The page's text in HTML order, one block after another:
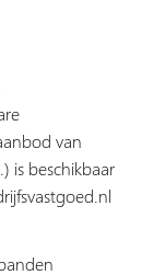
van
is beschikbaar